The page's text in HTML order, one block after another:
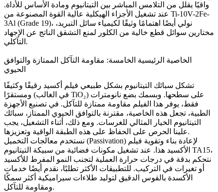
واقيًا يقلل من التلامس المباشر بين التيتانيوم ومادة الأساس للأداة.
Ti-10V-2Fe-
3Al (Grade 19)، نولي أيضًا اهتمامًا وثيقًا لكيمياء سائل التبريد،
مختارين سوائل قطع خالية من الكلور لمنع التشقق الناتج عن الإجهاد
التآكلي.
الخاصية الرئيسية الخامسة: مقاومة التآكل الممتازة والتوافق
الحيوي
تشكل سبائك التيتانيوم بشكل طبيعي فيلم أكسيد رقيقًا وكثيفًا
ومستقرًا (في الغالب TiO₂) على سطحها. وبسمك بضع نانومترات
فقط، يوفر هذا الفيلم مقاومة ممتازة للتآكل. في تصنيع الأجهزة
الطبية، تجعل هذه الخاصية، مقترنة بالتوافق الحيوي الممتاز، سبائك
التيتانيوم الخيار المثالي للغرسات. ومع ذلك، أثناء التشغيل، يجب
علينا الحرص على الحفاظ على هذه الطبقة الواقية وتعزيزها.
نستخدم معالجات التخميل (Passivation)
TA15،
نتحكم بدقة في درجات حرارة العملية لتجنب النمو المفرط للأكسيد
أو تغيرات في التركيب. للتطبيقات الأكثر تطلبًا، نقدم أيضًا خدمات
الأكسدة بالقوس الدقيق لتوليد طلاءات سيراميكية أكثر سمكًا
ومقاومة للتآكل.